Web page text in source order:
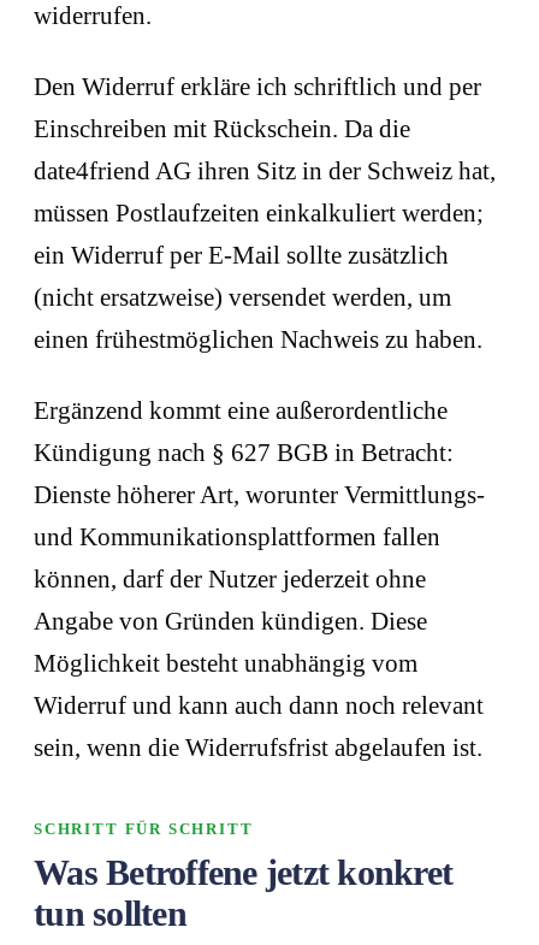
widerrufen.
Den Widerruf erkläre ich schriftlich und per
Einschreiben mit Rückschein. Da die
date4friend AG ihren Sitz in der Schweiz hat,
müssen Postlaufzeiten einkalkuliert werden;
ein Widerruf per E-Mail sollte zusätzlich
(nicht ersatzweise) versendet werden, um
einen frühestmöglichen Nachweis zu haben.
Ergänzend kommt eine außerordentliche
Kündigung nach § 627 BGB in Betracht:
Dienste höherer Art, worunter Vermittlungs-
und Kommunikationsplattformen fallen
können, darf der Nutzer jederzeit ohne
Angabe von Gründen kündigen. Diese
Möglichkeit besteht unabhängig vom
Widerruf und kann auch dann noch relevant
sein, wenn die Widerrufsfrist abgelaufen ist.
SCHRITT FÜR SCHRITT
Was Betroffene jetzt konkret
tun sollten